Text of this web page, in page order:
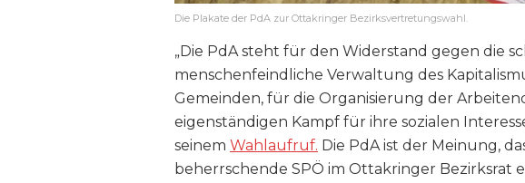
Die Plakate der PdA zur Ottakringer Bezirksvertretungswahl.
„Die PdA steht für den Widerstand gegen die
menschenfeindliche Verwaltung des
Gemeinden, für die Organisierung der
eigenständigen Kampf für ihre sozialen
seinem Wahlaufruf. Die PdA ist der Meinung,
beherrschende SPÖ im Ottakringer Bezirksrat